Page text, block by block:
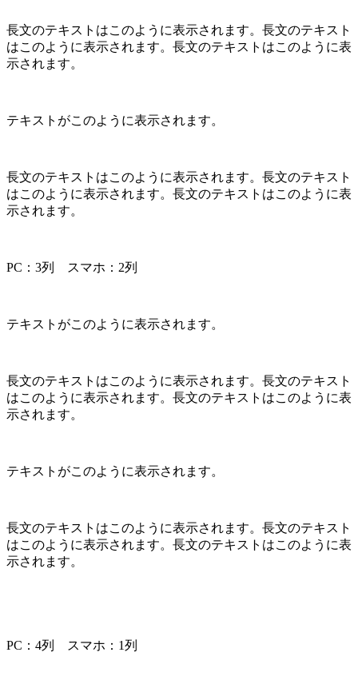
長文のテキストはこのように表示されます。長文のテキスト
はこのように表示されます。長文のテキストはこのように表
示されます。
テキストがこのように表示されます。
長文のテキストはこのように表示されます。長文のテキスト
はこのように表示されます。長文のテキストはこのように表
示されます。
PC：3列 スマホ：2列
テキストがこのように表示されます。
長文のテキストはこのように表示されます。長文のテキスト
はこのように表示されます。長文のテキストはこのように表
示されます。
テキストがこのように表示されます。
長文のテキストはこのように表示されます。長文のテキスト
はこのように表示されます。長文のテキストはこのように表
示されます。
PC：4列 スマホ：1列